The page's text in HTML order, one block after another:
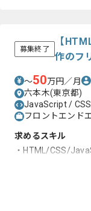
募集終了
【
作のフ
〜50万円／月
六本木(東京都)
JavaScript /
フロントエンド
求めるスキル
・HTML/CSS/